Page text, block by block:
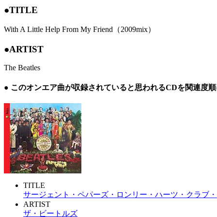
●TITLE
With A Little Help From My Friend（2009mix）
●ARTIST
The Beatles
● このオンエア曲が収録されていると思われるCDを関連度
TITLE
サージェント・ペパーズ・ロンリー・ハーツ・クラブ
ARTIST
ザ・ビートルズ